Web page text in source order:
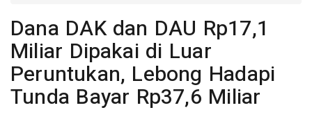
Dana DAK dan DAU Rp17,1
Miliar Dipakai di Luar
Peruntukan, Lebong Hadapi
Tunda Bayar Rp37,6 Miliar